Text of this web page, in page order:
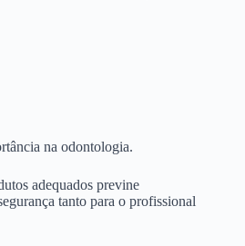
na odontologia.
adequados previne
tanto para o profissional